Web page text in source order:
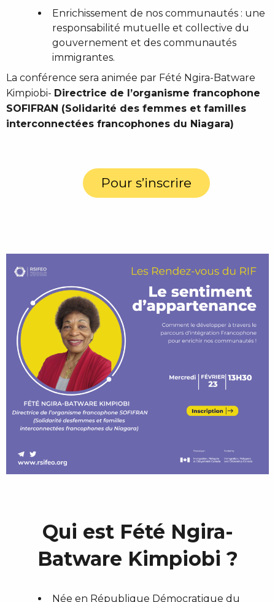
Enrichissement de nos communautés : une
responsabilité mutuelle et collective du
gouvernement et des communautés
immigrantes.
La conférence sera animée par Fété Ngira-Batware
Kimpiobi- Directrice de l’organisme francophone
SOFIFRAN (Solidarité des femmes et familles
interconnectées francophones du Niagara)
Pour s’inscrire
Qui est Fété Ngira-
Batware Kimpiobi ?
Née en République Démocratique du